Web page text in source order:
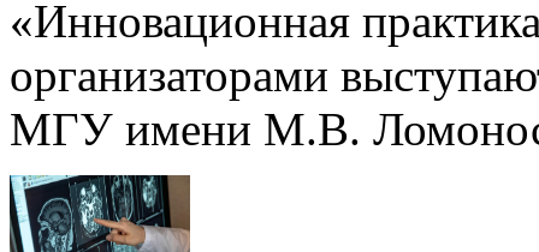
«Инновационная
организаторами
МГУ имени М.В.